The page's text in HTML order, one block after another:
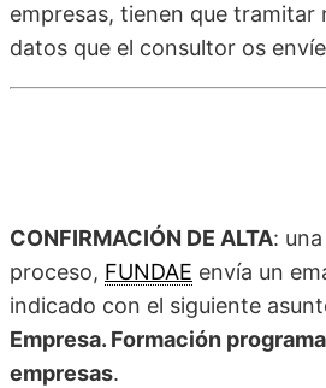
empresas, tienen que tramitar
datos que el consultor os
CONFIRMACIÓN DE ALTA:
proceso, FUNDAE envía un
indicado con el siguiente
Empresa. Formación
empresas.